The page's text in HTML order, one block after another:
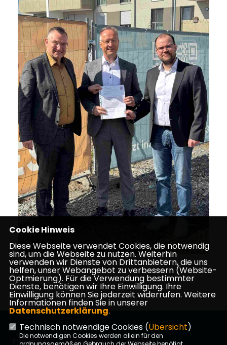
01.04.2025
Impressum Datenschutz Kontakt
Cookie Hinweis
Diese Webseite verwendet Cookies, die notwendig
sind, um die Webseite zu nutzen. Weiterhin
verwenden wir Dienste von Drittanbietern, die uns
helfen, unser Webangebot zu verbessern (Website-
Optmierung). Für die Verwendung bestimmter
Dienste, benötigen wir Ihre Einwilligung. Ihre
Einwilligung können Sie jederzeit widerrufen. Weitere
Informationen finden Sie in unserer
Datenschutzerklärung.
Technisch notwendige Cookies (Übersicht)
Die notwendigen Cookies werden allein für den